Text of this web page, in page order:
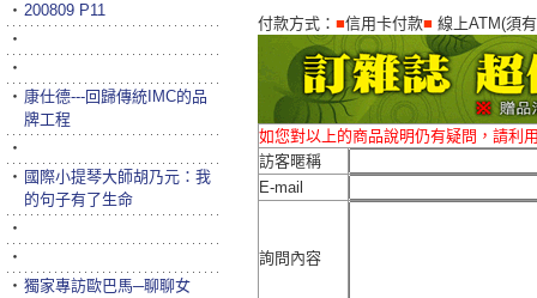
付款方式： ■信用卡付款■ 線上ATM(須
如您對以上的商品說明仍有疑問，請利
訪客暱稱
E-mail
詢問內容
‧ 200809 P11
‧
‧
‧ 康仕德---回歸傳統IMC的品
牌工程
‧
‧ 國際小提琴大師胡乃元：我
的句子有了生命
‧
‧
‧ 獨家專訪歐巴馬─聊聊女